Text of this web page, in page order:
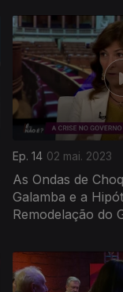
Ep. 14 02 mai. 2023
As Ondas de
Galamba e a
Remodelação do